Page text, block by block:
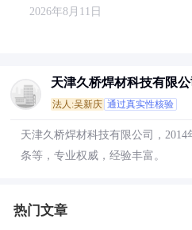
2026年8月11日
天津久桥焊材科技有限公
法人:吴新庆 通过真实性核验
天津久桥焊材科技有限公司，
条等，专业权威，经验丰富。
热门文章